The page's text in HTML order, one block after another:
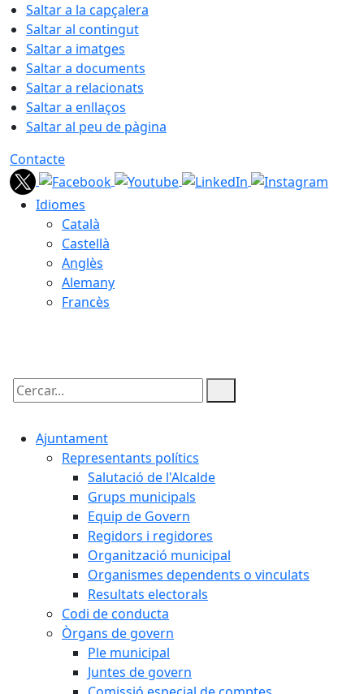
Saltar a la capçalera
Saltar al contingut
Saltar a imatges
Saltar a documents
Saltar a relacionats
Saltar a enllaços
Saltar al peu de pàgina
Contacte
Idiomes
Català
Castellà
Anglès
Alemany
Francès
Cercar:
Ajuntament
Representants polítics
Salutació de l'Alcalde
Grups municipals
Equip de Govern
Regidors i regidores
Organització municipal
Organismes dependents o vinculats
Resultats electorals
Codi de conducta
Òrgans de govern
Ple municipal
Juntes de govern